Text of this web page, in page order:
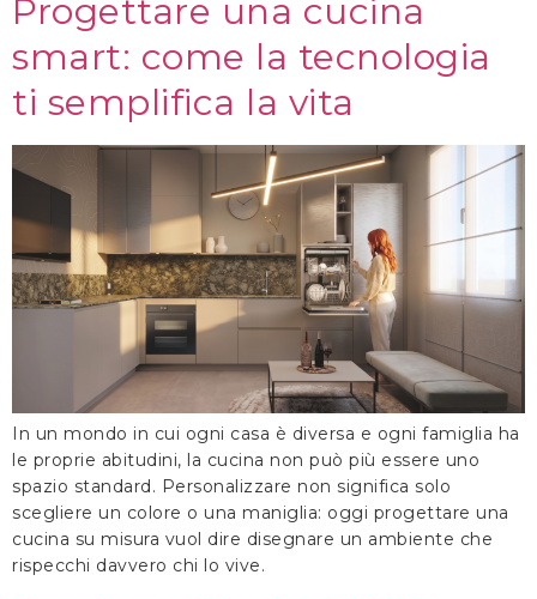
Progettare una cucina
smart: come la tecnologia
ti semplifica la vita
In un mondo in cui ogni casa è diversa e ogni famiglia ha
le proprie abitudini, la cucina non può più essere uno
spazio standard. Personalizzare non significa solo
scegliere un colore o una maniglia: oggi progettare una
cucina su misura vuol dire disegnare un ambiente che
rispecchi davvero chi lo vive.